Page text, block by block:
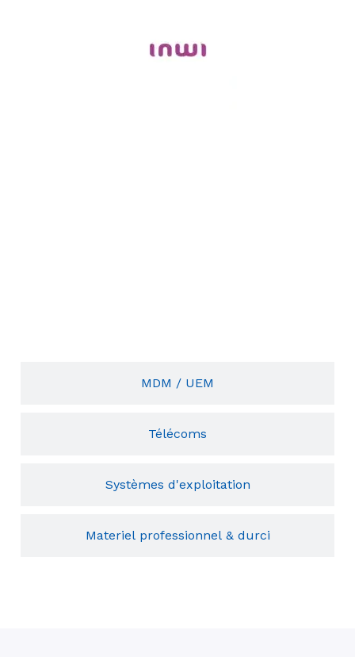
MDM / UEM
Télécoms
Systèmes d'exploitation
Materiel professionnel & durci